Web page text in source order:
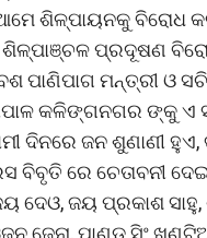
ଶିଳ୍ପାୟନକୁ ବିରୋଧ
ପ୍ରଦୂଷଣ
ପାଣିପାଗ ମନ୍ତ୍ରୀ ଓ
କଳିଙ୍ଗନଗର ଙ୍କୁ
ଜନ ଶୁଣାଣୀ ହୁଏ,
ବିବୃତି ରେ ଚେତାବନୀ
ଜୟ ପ୍ରକାଶ ସାହୁ,
ଜେନା, ପାଣ୍ଡୁ ସିଂ